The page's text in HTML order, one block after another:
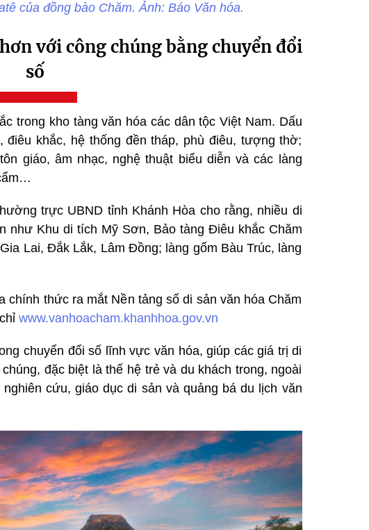
của đồng bào Chăm. Ảnh: Báo Văn hóa.
với công chúng bằng chuyển đổi
số
trong kho tàng văn hóa các dân tộc Việt Nam. Dấu
điêu khắc, hệ thống đền tháp, phù điêu, tượng thờ;
giáo, âm nhạc, nghệ thuật biểu diễn và các làng
trực UBND tỉnh Khánh Hòa cho rằng, nhiều di
như Khu di tích Mỹ Sơn, Bảo tàng Điêu khắc Chăm
Lai, Đắk Lắk, Lâm Đồng; làng gốm Bàu Trúc, làng
chính thức ra mắt Nền tảng số di sản văn hóa Chăm
www.vanhoacham.khanhhoa.gov.vn
chuyển đổi số lĩnh vực văn hóa, giúp các giá trị di
đặc biệt là thế hệ trẻ và du khách trong, ngoài
cứu, giáo dục di sản và quảng bá du lịch văn